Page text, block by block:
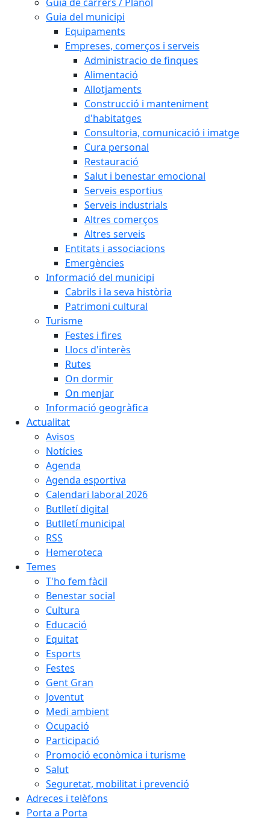
Guia del municipi
Equipaments
Empreses, comerços i serveis
Administracio de finques
Alimentació
Allotjaments
Construcció i manteniment
d'habitatges
Consultoria, comunicació i imatge
Cura personal
Restauració
Salut i benestar emocional
Serveis esportius
Serveis industrials
Altres comerços
Altres serveis
Entitats i associacions
Emergències
Informació del municipi
Cabrils i la seva història
Patrimoni cultural
Turisme
Festes i fires
Llocs d'interès
Rutes
On dormir
On menjar
Informació geogràfica
Actualitat
Avisos
Notícies
Agenda
Agenda esportiva
Calendari laboral 2026
Butlletí digital
Butlletí municipal
RSS
Hemeroteca
Temes
T'ho fem fàcil
Benestar social
Cultura
Educació
Equitat
Esports
Festes
Gent Gran
Joventut
Medi ambient
Ocupació
Participació
Promoció econòmica i turisme
Salut
Seguretat, mobilitat i prevenció
Adreces i telèfons
Porta a Porta